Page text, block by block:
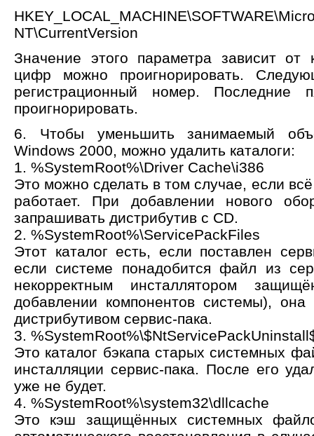
NT\CurrentVersion
Значение этого параметра зависит от
цифр можно проигнорировать.
регистрационный номер.
проигнорировать.
6. Чтобы уменьшить занимаемый
Windows 2000, можно удалить каталоги:
1. %SystemRoot%\Driver Cache\i386
Это можно сделать в том случае, если
работает. При добавлении нового
запрашивать дистрибутив с CD.
2. %SystemRoot%\ServicePackFiles
Этот каталог есть, если поставлен
если системе понадобится файл из
некорректным инсталлятором
добавлении компонентов системы), она
дистрибутивом сервис-пака.
3.
Это каталог бэкапа старых системных
инсталляции сервис-пака. После его
уже не будет.
4. %SystemRoot%\system32\dllcache
Это кэш защищённых системных